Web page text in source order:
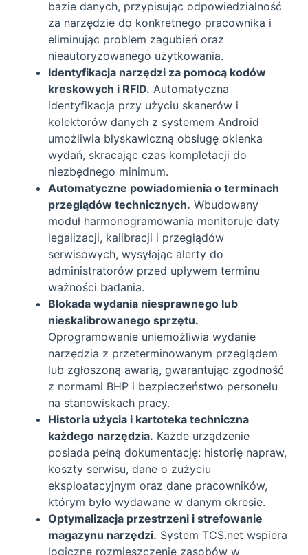
bazie danych, przypisując odpowiedzialność
za narzędzie do konkretnego pracownika i
eliminując problem zagubień oraz
nieautoryzowanego użytkowania.
Identyfikacja narzędzi za pomocą kodów
kreskowych i RFID. Automatyczna
identyfikacja przy użyciu skanerów i
kolektorów danych z systemem Android
umożliwia błyskawiczną obsługę okienka
wydań, skracając czas kompletacji do
niezbędnego minimum.
Automatyczne powiadomienia o terminach
przeglądów technicznych. Wbudowany
moduł harmonogramowania monitoruje daty
legalizacji, kalibracji i przeglądów
serwisowych, wysyłając alerty do
administratorów przed upływem terminu
ważności badania.
Blokada wydania niesprawnego lub
nieskalibrowanego sprzętu.
Oprogramowanie uniemożliwia wydanie
narzędzia z przeterminowanym przeglądem
lub zgłoszoną awarią, gwarantując zgodność
z normami BHP i bezpieczeństwo personelu
na stanowiskach pracy.
Historia użycia i kartoteka techniczna
każdego narzędzia. Każde urządzenie
posiada pełną dokumentację: historię napraw,
koszty serwisu, dane o zużyciu
eksploatacyjnym oraz dane pracowników,
którym było wydawane w danym okresie.
Optymalizacja przestrzeni i strefowanie
magazynu narzędzi. System TCS.net wspiera
logiczne rozmieszczenie zasobów w